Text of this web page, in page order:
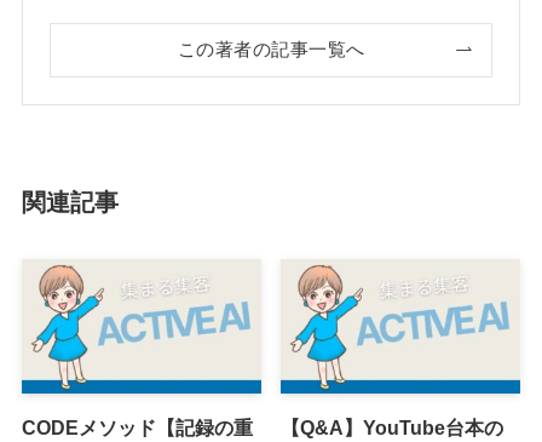
この著者の記事一覧へ
関連記事
CODEメソッド【記録の重
【Q&A】YouTube台本の